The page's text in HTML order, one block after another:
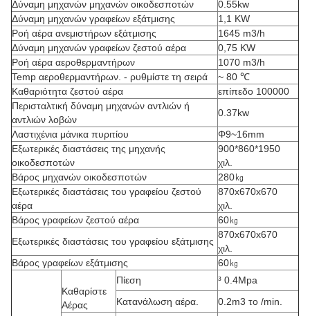
Δύναμη μηχανών μηχανών οικοδεσποτών
0.55kw
Δύναμη μηχανών γραφείων εξάτμισης
1,1 KW
Ροή αέρα ανεμιστήρων εξάτμισης
1645 m3/h
Δύναμη μηχανών γραφείων ζεστού αέρα
0,75 KW
Ροή αέρα αεροθερμαντήρων
1070 m3/h
Temp αεροθερμαντήρων. - ρυθμίστε τη σειρά
~ 80 ℃
Καθαριότητα ζεστού αέρα
επίπεδο 100000
Περισταλτική δύναμη μηχανών αντλιών ή
αντλιών λοβών
0.37kw
Λαστιχένια μάνικα πυριτίου
Φ9~16mm
Εξωτερικές διαστάσεις της μηχανής
οικοδεσποτών
900*860*1950
χιλ.
Βάρος μηχανών οικοδεσποτών
280㎏
Εξωτερικές διαστάσεις του γραφείου ζεστού
αέρα
870x670x670
χιλ.
Βάρος γραφείων ζεστού αέρα
60㎏
Εξωτερικές διαστάσεις του γραφείου εξάτμισης
870x670x670
χιλ.
Βάρος γραφείων εξάτμισης
60㎏
Καθαρίστε
Αέρας
Πίεση
³ 0.4Mpa
Κατανάλωση αέρα.
0.2m3 το /min.